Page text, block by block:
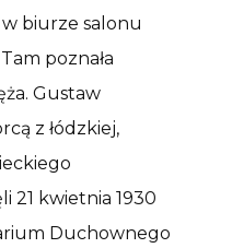
biurze salonu
poznała
Gustaw
z łódzkiej,
21 kwietnia 1930
Duchownego